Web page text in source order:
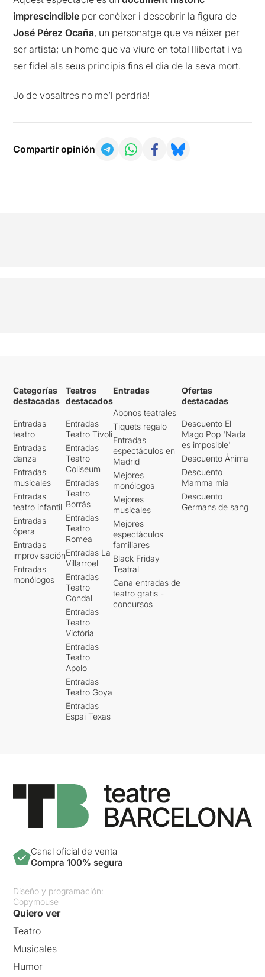
imprescindible per conèixer i descobrir la figura de
José Pérez Ocaña, un personatge que va néixer per
ser artista; un home que va viure en total llibertat i va
ser fidel als seus principis fins el dia de la seva mort.
Jo de vosaltres no me’l perdria!
Compartir opinión
Categorías
destacadas
Entradas
teatro
Entradas
danza
Entradas
musicales
Entradas
teatro infantil
Entradas
ópera
Entradas
improvisación
Entradas
monólogos
Teatros
destacados
Entradas
Teatro Tívoli
Entradas
Teatro
Coliseum
Entradas
Teatro
Borrás
Entradas
Teatro
Romea
Entradas La
Villarroel
Entradas
Teatro
Condal
Entradas
Teatro
Victòria
Entradas
Teatro
Apolo
Entradas
Teatro Goya
Entradas
Espai Texas
Entradas
Abonos teatrales
Tiquets regalo
Entradas
espectáculos en
Madrid
Mejores
monólogos
Mejores
musicales
Mejores
espectáculos
familiares
Black Friday
Teatral
Gana entradas de
teatro gratis -
concursos
Ofertas
destacadas
Descuento El
Mago Pop 'Nada
es imposible'
Descuento Ànima
Descuento
Mamma mia
Descuento
Germans de sang
Canal oficial de venta
Compra 100% segura
Diseño y programación:
Copymouse
Quiero ver
Teatro
Musicales
Humor